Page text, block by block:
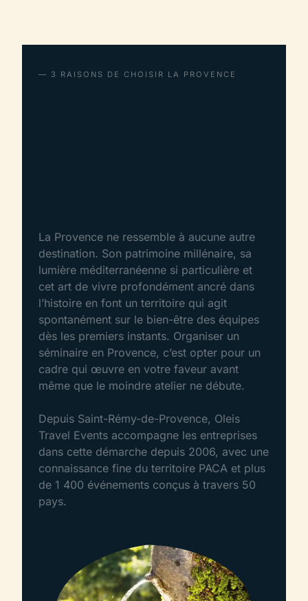
— 3 RAISONS DE CHOISIR LA PROVENCE
La Provence ne ressemble à aucune autre
destination. Son patrimoine millénaire, sa
lumière méditerranéenne si particulière et
cet art de vivre profondément ancré dans
l’histoire en font un territoire qui agit
spontanément sur le bien-être des équipes
dès les premiers instants. Organiser un
séminaire en Provence, c’est opter pour un
cadre qui œuvre en votre faveur avant
même que le moindre atelier ne débute.
Depuis Saint-Rémy-de-Provence, Oleis
Travel Events accompagne les entreprises
dans cette démarche depuis 2006, avec une
connaissance fine du territoire PACA et plus
de 1 400 événements conçus à travers 50
pays.